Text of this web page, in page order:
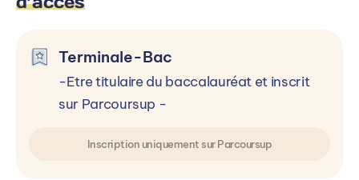
Terminale-Bac
-Etre titulaire du baccalauréat et inscrit
sur Parcoursup -
Inscription uniquement sur Parcoursup